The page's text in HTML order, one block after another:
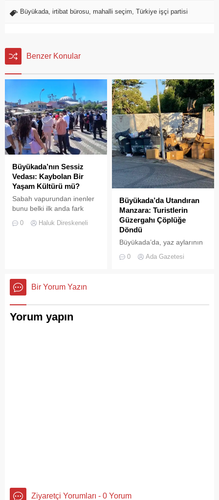
Büyükada irtibat bürosu mahalli seçim Türkiye işçi partisi
Benzer Konular
Büyükada’nın Sessiz
Vedası: Kaybolan Bir
Yaşam Kültürü mü?
Sabah vapurundan inenler
bunu belki ilk anda fark
Büyükada’yı elli, altmış yıldır
0 Haluk Direskeneli
Büyükada’da Utandıran
Manzara: Turistlerin
Güzergahı Çöplüğe
Döndü
Büyükada’da, yaz aylarının
ziyaretçi yoğunluğu, temizlik
0 Ada Gazetesi
Bir Yorum Yazın
Yorum yapın
Ziyaretçi Yorumları - 0 Yorum